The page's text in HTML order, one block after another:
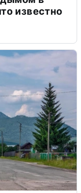
известно